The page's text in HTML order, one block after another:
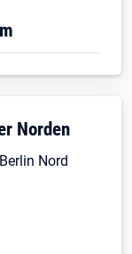
Norden
Nord